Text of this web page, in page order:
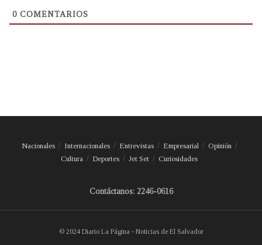
0 COMENTARIOS
Nacionales Internacionales Entrevistas Empresarial
Opinión
Cultura
Deportes Jet Set Curiosidades
Contáctanos: 2246-0616
© 2024 Diario La Página - Noticias de El Salvador